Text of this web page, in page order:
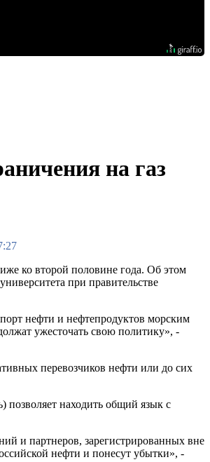
на газ
ко второй половине года. Об этом
при правительстве
нефти и нефтепродуктов морским
ужесточать свою политику», -
перевозчиков нефти или до сих
позволяет находить общий язык с
и партнеров, зарегистрированных вне
нефти и понесут убытки», -